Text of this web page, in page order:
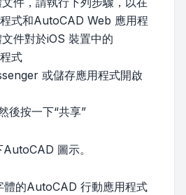
式和AutoCAD Web 應用程
件對於iOS 裝置中的
式
或儲存應用程式開啟
後按一下“共享”
圖示。
體的AutoCAD 行動應用程式